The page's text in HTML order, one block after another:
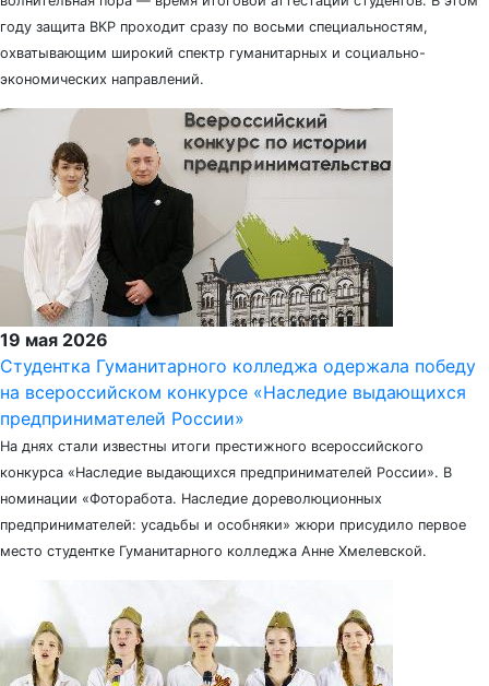
году защита ВКР проходит сразу по восьми специальностям,
охватывающим широкий спектр гуманитарных и социально-
экономических направлений.
19 мая 2026
Студентка Гуманитарного колледжа одержала победу
на всероссийском конкурсе «Наследие выдающихся
предпринимателей России»
На днях стали известны итоги престижного всероссийского
конкурса «Наследие выдающихся предпринимателей России». В
номинации «Фоторабота. Наследие дореволюционных
предпринимателей: усадьбы и особняки» жюри присудило первое
место студентке Гуманитарного колледжа Анне Хмелевской.